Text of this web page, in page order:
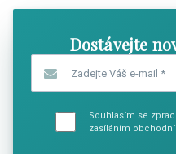
Dostávejte
Souhlasím se
zasíláním